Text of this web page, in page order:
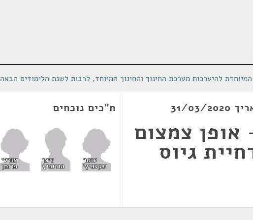
להיערכות מערכת החינוך והחינוך המיוחד, לרבות לשנת הלימודים הבאה
אופן צמצום
גיוס
ח"כים נוכחים
עומר
ינקלביץ'
ניצן
הורוביץ
אורלי
פרומן